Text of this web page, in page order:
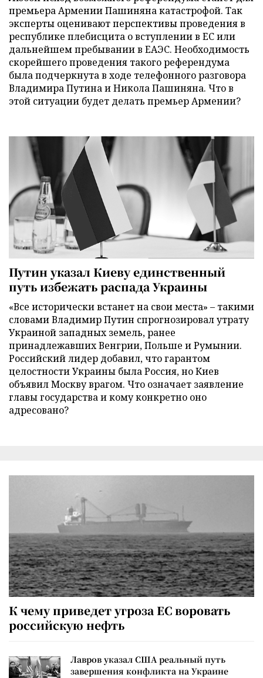
премьера Армении Пашиняна катастрофой. Так
эксперты оценивают перспективы проведения в
республике плебисцита о вступлении в ЕС или
дальнейшем пребывании в ЕАЭС. Необходимость
скорейшего проведения такого референдума
была подчеркнута в ходе телефонного разговора
Владимира Путина и Никола Пашиняна. Что в
этой ситуации будет делать премьер Армении?
Путин указал Киеву единственный
путь избежать распада Украины
«Все исторически встанет на свои места» – такими
словами Владимир Путин спрогнозировал утрату
Украиной западных земель, ранее
принадлежавших Венгрии, Польше и Румынии.
Российский лидер добавил, что гарантом
целостности Украины была Россия, но Киев
объявил Москву врагом. Что означает заявление
главы государства и кому конкретно оно
адресовано?
К чему приведет угроза ЕС воровать
российскую нефть
Лавров указал США реальный путь
завершения конфликта на Украине